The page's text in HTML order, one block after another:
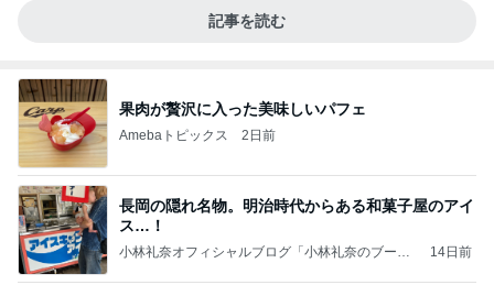
記事を読む
果肉が贅沢に入った美味しいパフェ
Amebaトピックス 2日前
長岡の隠れ名物。明治時代からある和菓子屋のアイ
ス…！
小林礼奈オフィシャルブログ「小林礼奈のブーブ
14日前